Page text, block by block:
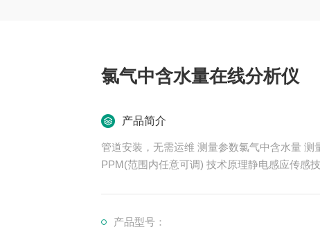
氯气中含水量在线分析仪
产品简介
管道安装，无需运维 测量参数氯气中含水量 测量范围量程:0~1000mg/m3(范围内任意可调) 0~1000
产品型号：